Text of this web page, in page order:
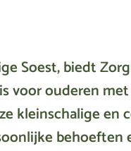
Soest, biedt
voor ouderen
kleinschalige
behoeften